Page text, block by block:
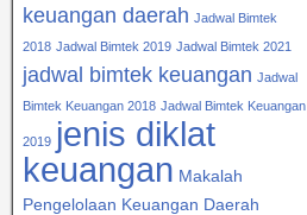
keuangan daerah Jadwal Bimtek
2018 Jadwal Bimtek 2019 Jadwal Bimtek 2021
jadwal bimtek keuangan Jadwal
Bimtek Keuangan 2018 Jadwal Bimtek Keuangan
2019 jenis diklat
keuangan Makalah
Pengelolaan Keuangan Daerah